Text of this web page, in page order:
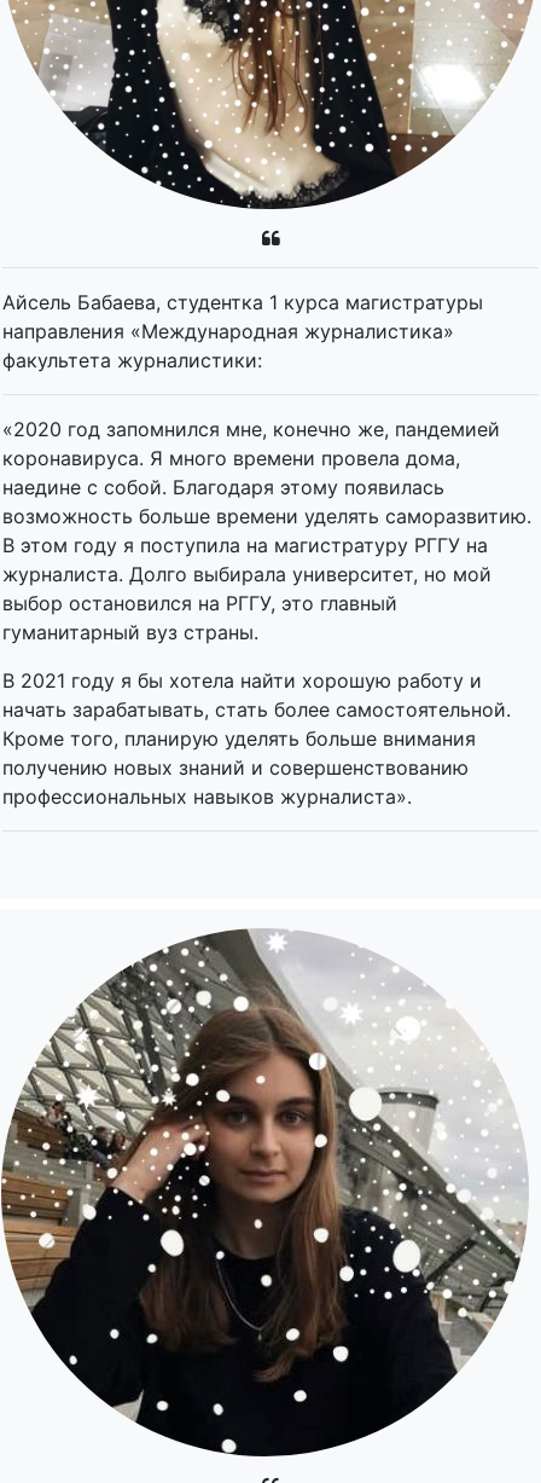
Айсель Бабаева, студентка 1 курса магистратуры
направления «Международная журналистика»
факультета журналистики:
«2020 год запомнился мне, конечно же, пандемией
коронавируса. Я много времени провела дома,
наедине с собой. Благодаря этому появилась
возможность больше времени уделять саморазвитию.
В этом году я поступила на магистратуру РГГУ на
журналиста. Долго выбирала университет, но мой
выбор остановился на РГГУ, это главный
гуманитарный вуз страны.
В 2021 году я бы хотела найти хорошую работу и
начать зарабатывать, стать более самостоятельной.
Кроме того, планирую уделять больше внимания
получению новых знаний и совершенствованию
профессиональных навыков журналиста».